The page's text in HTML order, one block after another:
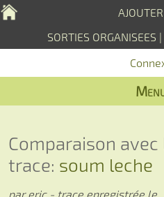
SORTIES ORGANISEES |
Comparaison avec
trace: soum leche
par eric - trace enregistrée le